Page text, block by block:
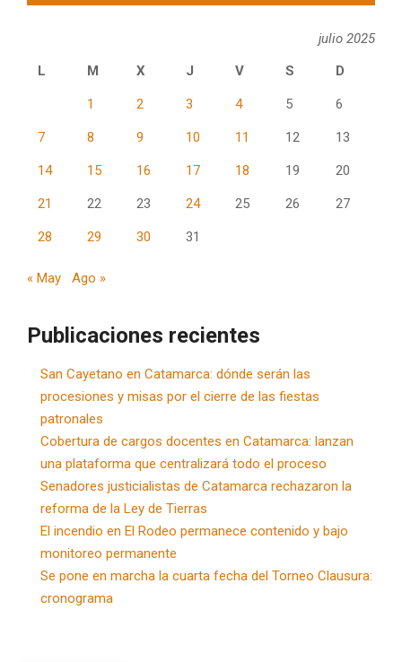
julio 2025
L
M X J V S D
1 2 3 4 5 6
7 8 9 10 11 12 13
14 15 16 17 18 19 20
21 22 23 24 25 26 27
28 29 30 31
« May Ago »
Publicaciones recientes
San Cayetano en Catamarca: dónde serán las
procesiones y misas por el cierre de las fiestas
patronales
Cobertura de cargos docentes en Catamarca: lanzan
una plataforma que centralizará todo el proceso
Senadores justicialistas de Catamarca rechazaron la
reforma de la Ley de Tierras
El incendio en El Rodeo permanece contenido y bajo
monitoreo permanente
Se pone en marcha la cuarta fecha del Torneo Clausura:
cronograma